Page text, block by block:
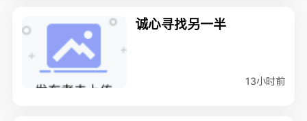
诚心寻找另一半
13小时前